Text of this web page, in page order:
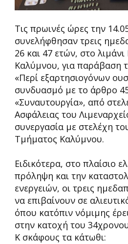
Τις πρωινές ώρες την
συνελήφθησαν τρεις
26 και 47 ετών, στο
Καλύμνου, για παράβαση
«Περί εξαρτησιογόνων
συνδυασμό με το άρθρο
«Συναυτουργία», από
Ασφάλειας του
συνεργασία με στελέχη
Τμήματος Καλύμνου.
Ειδικότερα, στο πλαίσιο
πρόληψη και την
ενεργειών, οι τρεις
να επιβαίνουν σε
όπου κατόπιν νόμιμης
στην κατοχή του
Κ σκάφους τα κάτωθι: